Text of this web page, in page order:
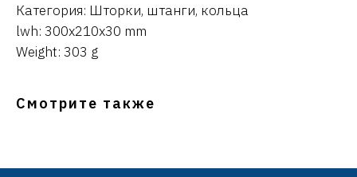
Категория: Шторки, штанги, кольца
lwh: 300x210x30 mm
Weight: 303 g
Смотрите также